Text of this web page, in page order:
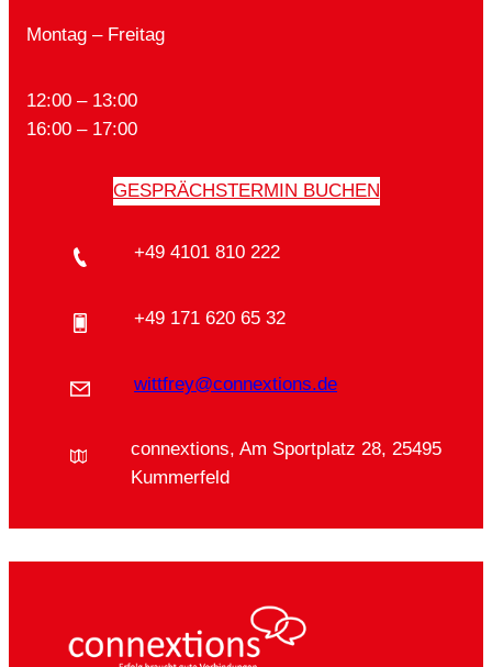
Montag – Freitag
12:00 – 13:00
16:00 – 17:00
GESPRÄCHSTERMIN BUCHEN
+49 4101 810 222
+49 171 620 65 32
wittfrey@connextions.de
connextions, Am Sportplatz 28, 25495
Kummerfeld